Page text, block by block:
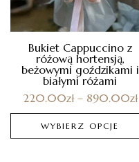
Bukiet Cappuccino z
różową hortensją,
beżowymi goździkami i
białymi różami
220.00zł– 890.00zł
WYBIERZ OPCJE